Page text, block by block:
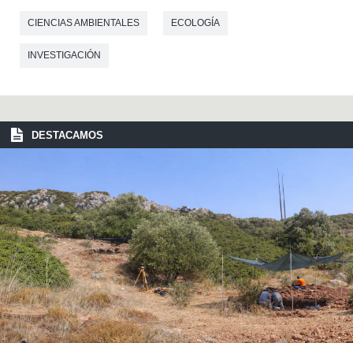
CIENCIAS AMBIENTALES ECOLOGÍA
INVESTIGACIÓN
DESTACAMOS